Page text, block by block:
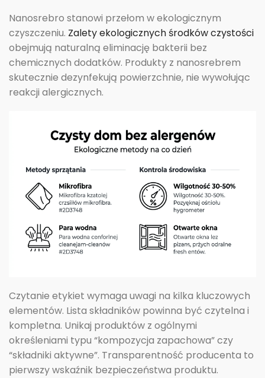
Nanosrebro stanowi przełom w ekologicznym
czyszczeniu. Zalety ekologicznych środków czystości
obejmują naturalną eliminację bakterii bez
chemicznych dodatków. Produkty z nanosrebrem
skutecznie dezynfekują powierzchnie, nie wywołując
reakcji alergicznych.
Czytanie etykiet wymaga uwagi na kilka kluczowych
elementów. Lista składników powinna być czytelna i
kompletna. Unikaj produktów z ogólnymi
określeniami typu “kompozycja zapachowa” czy
“składniki aktywne”. Transparentność producenta to
pierwszy wskaźnik bezpieczeństwa produktu.